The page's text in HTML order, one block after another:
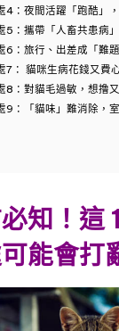
4：夜間活躍「跑酷」
5：攜帶「人畜共患病
6：旅行、出差成「難
7： 貓咪生病花錢又費
8：對貓毛過敏，想撸
9：「貓味」難消除，
知！這 1
能會打